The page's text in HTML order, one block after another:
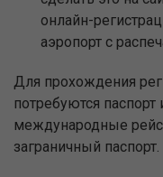
онлайн-
аэропорт с
Для прохождения
потребуются
международные
заграничный паспорт.